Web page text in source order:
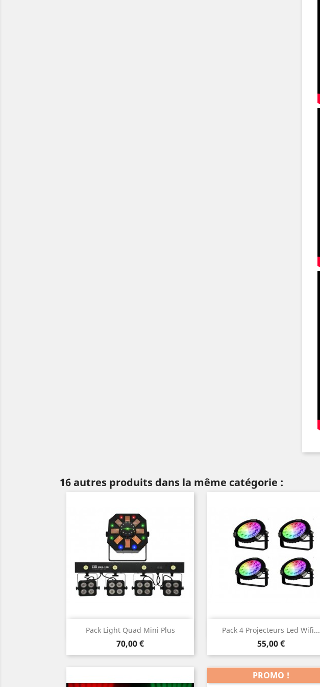
16 autres produits dans la même catégorie :
Pack Light Quad Mini Plus
Prix
70,00 €
Aperçu rapide Pack 4 Projecteurs Led Wifi...
Prix
55,00 €
Aperçu rapide
PROMO !